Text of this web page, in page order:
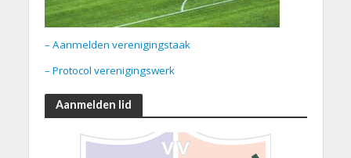
– Aanmelden verenigingstaak
– Protocol verenigingswerk
Aanmelden lid